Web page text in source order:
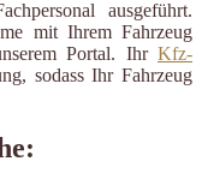
ausgeführt.
mit Ihrem Fahrzeug
Portal. Ihr Kfz-
sodass Ihr Fahrzeug